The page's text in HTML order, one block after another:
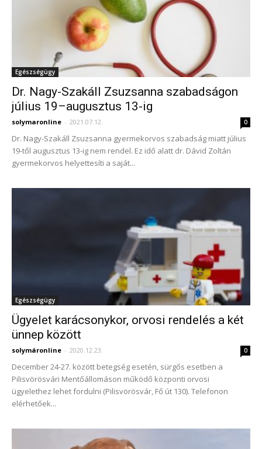
Egészségügy
Dr. Nagy-Szakáll Zsuzsanna szabadságon
július 19–augusztus 13-ig
solymaronline - 2021.07.12. 0
Dr. Nagy-Szakáll Zsuzsanna gyermekorvos szabadság miatt július
19-től augusztus 13-ig nem rendel. Ez idő alatt dr. Dávid Zoltán
gyermekorvos helyettesíti a saját...
Egészségügy
Ügyelet karácsonykor, orvosi rendelés a két
ünnep között
solymáronline - 2020.12.23. 0
December 24-27. között betegség esetén, sürgős esetben a
Pilisvörösvári Mentőállomáson működő központi orvosi
ügyelethez lehet fordulni (Pilisvörösvár, Fő út 130). Telefonon
elérhetőek...